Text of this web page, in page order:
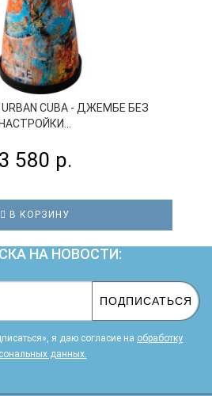
URBAN CUBA - ДЖЕМБЕ БЕЗ
НАСТРОЙКИ...
3 580 р.
В КОРЗИНУ
НА НОВОСТИ:
ПОДПИСАТЬСЯ
я даю cогласие на обработку
данных.